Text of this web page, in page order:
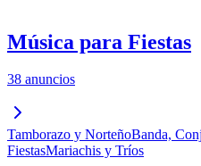
Música para Fiestas
38 anuncios
Tamborazo y NorteñoBanda,
FiestasMariachis y Tríos